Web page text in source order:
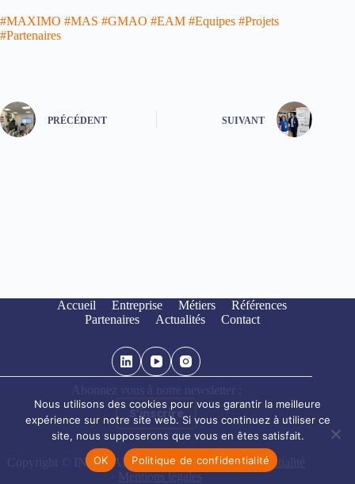
#MAXIMO #MAS #GMAO #EAM #Equipes #Projets
#Partenaires
PRÉCÉDENT SUIVANT
Accueil Entreprise Métiers
Références
Partenaires
Actualités Contact
S'inscrire
Copyright © INOTEAM 2026 ·Politique de confidentialité
Mentions légales
Nous utilisons des cookies pour vous garantir la meilleure
expérience sur notre site web. Si vous continuez à utiliser ce
site, nous supposerons que vous en êtes satisfait.
OK
Politique de confidentialité